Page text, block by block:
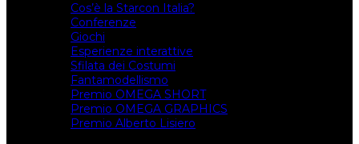
Cos’è la Starcon Italia?
Conferenze
Giochi
Esperienze interattive
Sfilata dei Costumi
Fantamodellismo
Premio OMEGA SHORT
Premio OMEGA GRAPHICS
Premio Alberto Lisiero